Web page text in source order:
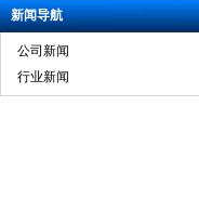
新闻导航
公司新闻
行业新闻